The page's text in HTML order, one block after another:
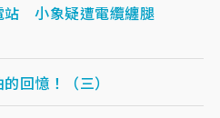
站 小象疑遭電纜纏腿
回憶！（三）